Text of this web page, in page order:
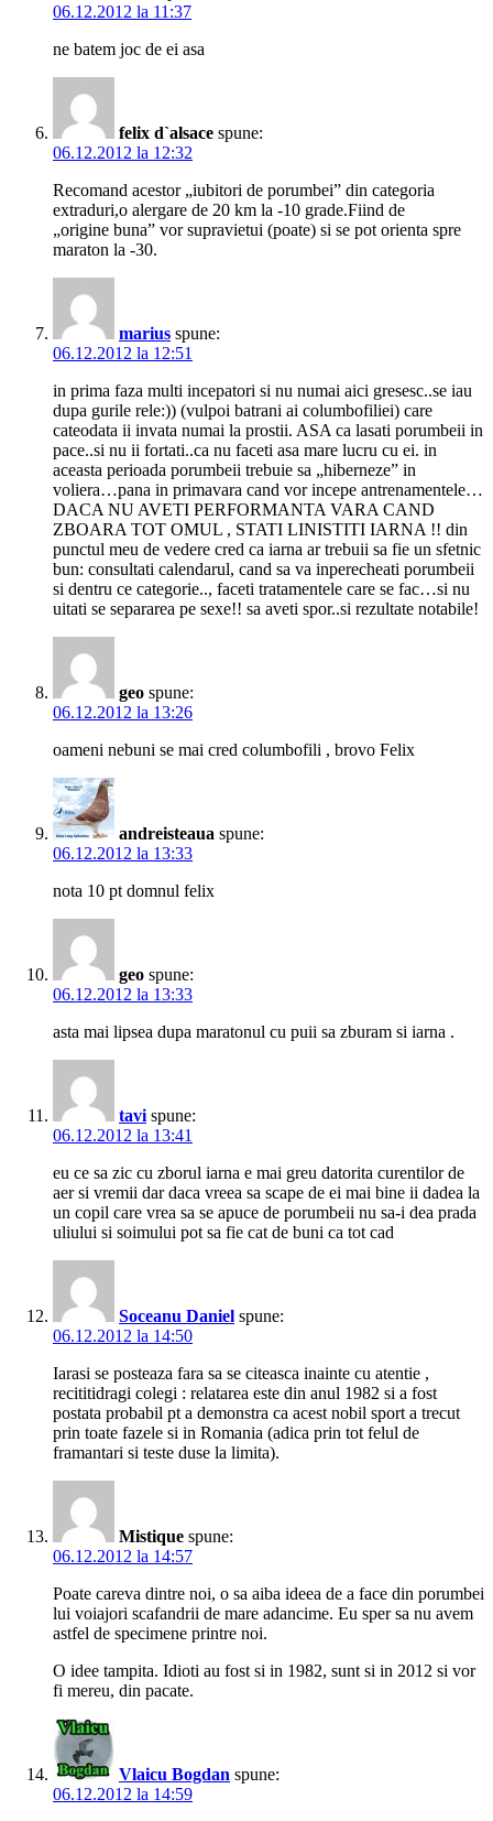
06.12.2012 la 11:37
ne batem joc de ei asa
felix d`alsace spune:
06.12.2012 la 12:32
Recomand acestor „iubitori de porumbei” din categoria
extraduri,o alergare de 20 km la -10 grade.Fiind de
„origine buna” vor supravietui (poate) si se pot orienta spre
maraton la -30.
marius spune:
06.12.2012 la 12:51
in prima faza multi incepatori si nu numai aici gresesc..se iau
dupa gurile rele:)) (vulpoi batrani ai columbofiliei) care
cateodata ii invata numai la prostii. ASA ca lasati porumbeii in
pace..si nu ii fortati..ca nu faceti asa mare lucru cu ei. in
aceasta perioada porumbeii trebuie sa „hiberneze” in
voliera…pana in primavara cand vor incepe antrenamentele…
DACA NU AVETI PERFORMANTA VARA CAND
ZBOARA TOT OMUL , STATI LINISTITI IARNA !! din
punctul meu de vedere cred ca iarna ar trebuii sa fie un sfetnic
bun: consultati calendarul, cand sa va inperecheati porumbeii
si dentru ce categorie.., faceti tratamentele care se fac…si nu
uitati se separarea pe sexe!! sa aveti spor..si rezultate notabile!
geo spune:
06.12.2012 la 13:26
oameni nebuni se mai cred columbofili , brovo Felix
andreisteaua spune:
06.12.2012 la 13:33
nota 10 pt domnul felix
geo spune:
06.12.2012 la 13:33
asta mai lipsea dupa maratonul cu puii sa zburam si iarna .
tavi spune:
06.12.2012 la 13:41
eu ce sa zic cu zborul iarna e mai greu datorita curentilor de
aer si vremii dar daca vreea sa scape de ei mai bine ii dadea la
un copil care vrea sa se apuce de porumbeii nu sa-i dea prada
uliului si soimului pot sa fie cat de buni ca tot cad
Soceanu Daniel spune:
06.12.2012 la 14:50
Iarasi se posteaza fara sa se citeasca inainte cu atentie ,
recititidragi colegi : relatarea este din anul 1982 si a fost
postata probabil pt a demonstra ca acest nobil sport a trecut
prin toate fazele si in Romania (adica prin tot felul de
framantari si teste duse la limita).
Mistique spune:
06.12.2012 la 14:57
Poate careva dintre noi, o sa aiba ideea de a face din porumbei
lui voiajori scafandrii de mare adancime. Eu sper sa nu avem
astfel de specimene printre noi.
O idee tampita. Idioti au fost si in 1982, sunt si in 2012 si vor
fi mereu, din pacate.
Vlaicu Bogdan spune:
06.12.2012 la 14:59